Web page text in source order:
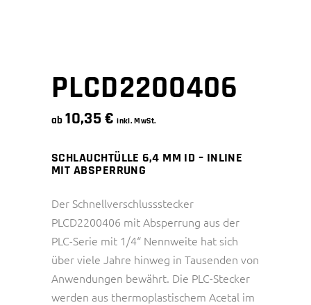
PLCD2200406
ab10,35€ inkl. MwSt.
SCHLAUCHTÜLLE 6,4 MM ID – INLINE
MIT ABSPERRUNG
Der Schnellverschlussstecker
PLCD2200406 mit Absperrung aus der
PLC-Serie mit 1/4“ Nennweite hat sich
über viele Jahre hinweg in Tausenden von
Anwendungen bewährt. Die PLC-Stecker
werden aus thermoplastischem Acetal im